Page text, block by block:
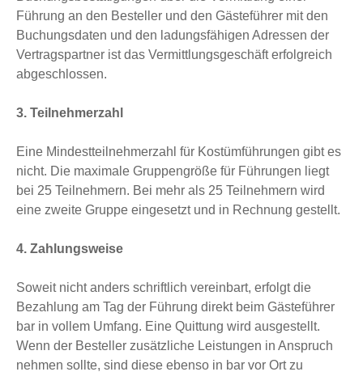
Führung an den Besteller und den Gästeführer mit den
Buchungsdaten und den ladungsfähigen Adressen der
Vertragspartner ist das Vermittlungsgeschäft erfolgreich
abgeschlossen.
3. Teilnehmerzahl
Eine Mindestteilnehmerzahl für Kostümführungen gibt es
nicht. Die maximale Gruppengröße für Führungen liegt
bei 25 Teilnehmern. Bei mehr als 25 Teilnehmern wird
eine zweite Gruppe eingesetzt und in Rechnung gestellt.
4. Zahlungsweise
Soweit nicht anders schriftlich vereinbart, erfolgt die
Bezahlung am Tag der Führung direkt beim Gästeführer
bar in vollem Umfang. Eine Quittung wird ausgestellt.
Wenn der Besteller zusätzliche Leistungen in Anspruch
nehmen sollte, sind diese ebenso in bar vor Ort zu